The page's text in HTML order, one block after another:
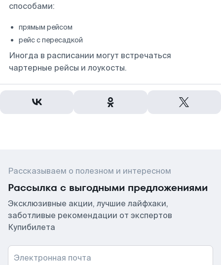
способами:
прямым рейсом
рейс с пересадкой
Иногда в расписании могут встречаться
чартерные рейсы и лоукосты.
Рассказываем о полезном и интересном
Рассылка с выгодными предложениями
Эксклюзивные акции, лучшие лайфхаки,
заботливые рекомендации от экспертов
Купибилета
Электронная почта